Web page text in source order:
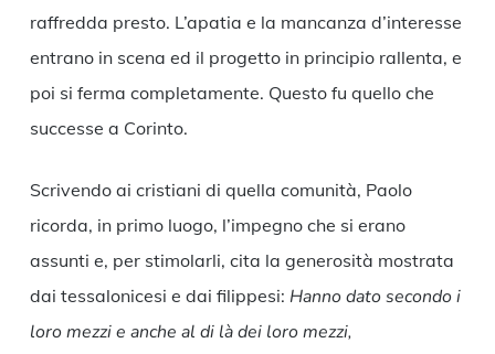
raffredda presto. L’apatia e la mancanza d’interesse
entrano in scena ed il progetto in principio rallenta, e
poi si ferma completamente. Questo fu quello che
successe a Corinto.
Scrivendo ai cristiani di quella comunità, Paolo
ricorda, in primo luogo, l’impegno che si erano
assunti e, per stimolarli, cita la generosità mostrata
dai tessalonicesi e dai filippesi: Hanno dato secondo i
loro mezzi e anche al di là dei loro mezzi,